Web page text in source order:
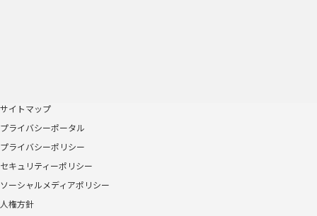
サイトマップ
プライバシーポータル
プライバシーポリシー
セキュリティーポリシー
ソーシャルメディアポリシー
人権方針